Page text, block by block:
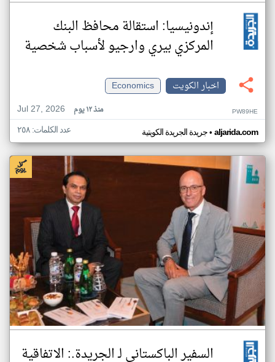
إندونيسيا: استقالة محافظ البنك
المركزي بيري وارجيو لأسباب شخصية
اخبار الكويت
Economics
Jul 27, 2026
منذ ١٢ يوم PW89HE
جريدة الجريدة الكويتية• aljarida.com عدد الكلمات: ٢٥٨
السفير الباكستاني لـ الجريدة.: الاتفاقية